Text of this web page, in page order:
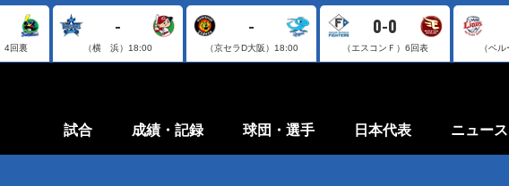
4回裏
-
（横 浜） 18:00
-
（京セラD大阪） 18:00
0-0
（エスコンＦ） 6回表 （ベル
試合 成績・記録 球団・選手 日本代表 ニュース